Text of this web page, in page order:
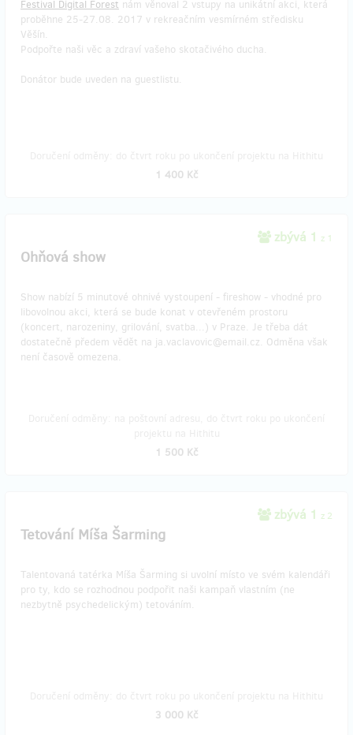
Festival Digital Forest nám věnoval 2 vstupy na unikátní akci, která
proběhne 25-27.08. 2017 v rekreačním vesmírném středisku
Věšín.
Podpořte naši věc a zdraví vašeho skotačivého ducha.
Donátor bude uveden na guestlistu.
1 400 Kč
zbývá 1 z 1
Ohňová show
Show nabízí 5 minutové ohnivé vystoupení - fireshow - vhodné pro
libovolnou akci, která se bude konat v otevřeném prostoru
(koncert, narozeniny, grilování, svatba...) v Praze. Je třeba dát
dostatečně předem vědět na ja.vaclavovic@email.cz. Odměna však
není časově omezena.
1 500 Kč
zbývá 1 z 2
Tetování Míša Šarming
Talentovaná tatérka Míša Šarming si uvolní místo ve svém kalendáři
pro ty, kdo se rozhodnou podpořit naši kampaň vlastním (ne
nezbytně psychedelickým) tetováním.
3 000 Kč